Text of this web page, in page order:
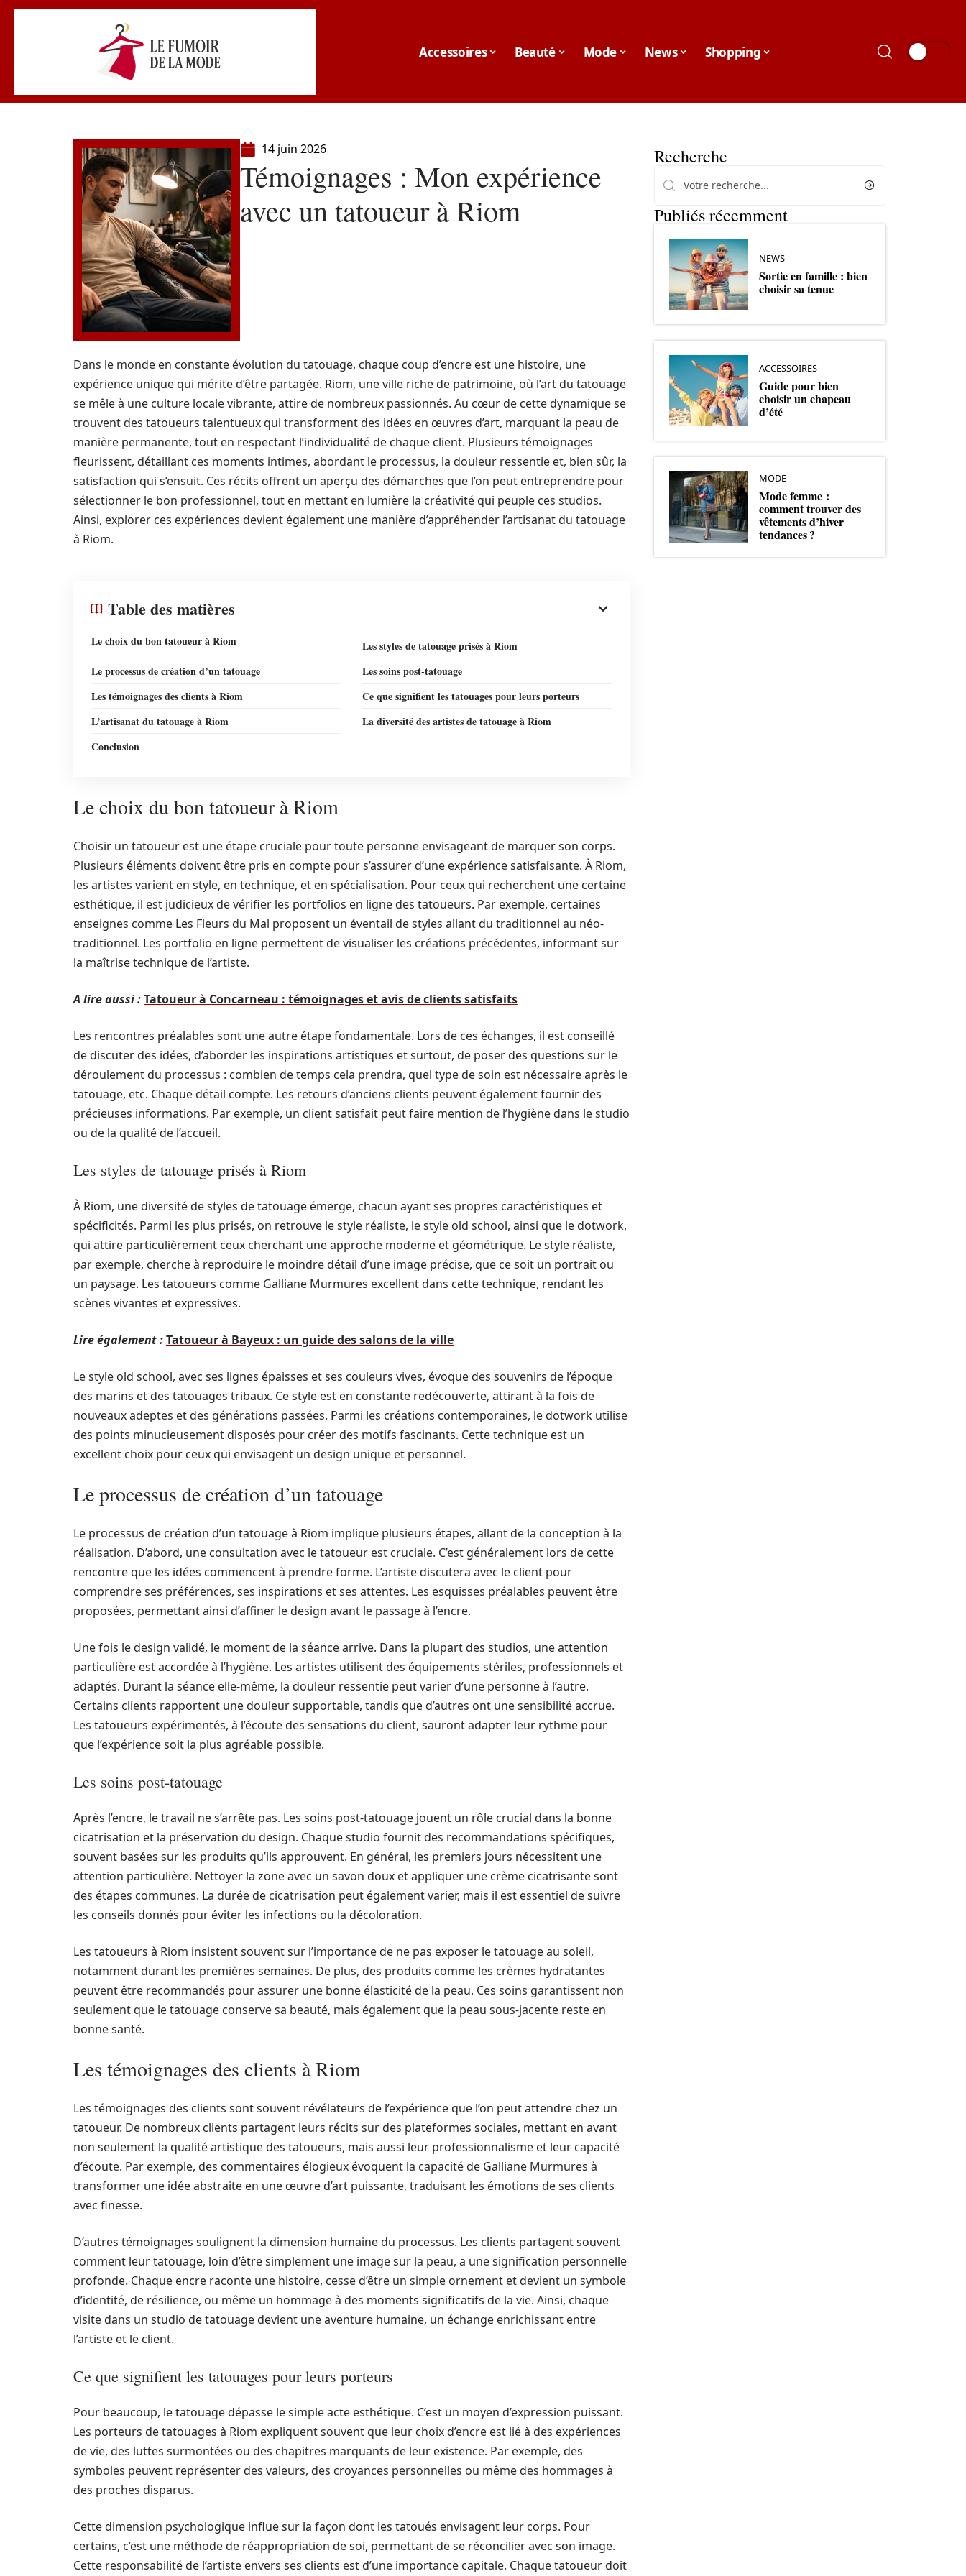
Accessoires Beauté Mode News Shopping
14 juin 2026
Témoignages : Mon expérience
avec un tatoueur à Riom
Dans le monde en constante évolution du tatouage, chaque coup d’encre est une histoire, une
expérience unique qui mérite d’être partagée. Riom, une ville riche de patrimoine, où l’art du tatouage
se mêle à une culture locale vibrante, attire de nombreux passionnés. Au cœur de cette dynamique se
trouvent des tatoueurs talentueux qui transforment des idées en œuvres d’art, marquant la peau de
manière permanente, tout en respectant l’individualité de chaque client. Plusieurs témoignages
fleurissent, détaillant ces moments intimes, abordant le processus, la douleur ressentie et, bien sûr, la
satisfaction qui s’ensuit. Ces récits offrent un aperçu des démarches que l’on peut entreprendre pour
sélectionner le bon professionnel, tout en mettant en lumière la créativité qui peuple ces studios.
Ainsi, explorer ces expériences devient également une manière d’appréhender l’artisanat du tatouage
à Riom.
Table des matières
Le choix du bon tatoueur à Riom
Les styles de tatouage prisés à Riom
Le processus de création d’un tatouage
Les soins post-tatouage
Les témoignages des clients à Riom
Ce que signifient les tatouages pour leurs porteurs
L’artisanat du tatouage à Riom
La diversité des artistes de tatouage à Riom
Conclusion
Le choix du bon tatoueur à Riom
Choisir un tatoueur est une étape cruciale pour toute personne envisageant de marquer son corps.
Plusieurs éléments doivent être pris en compte pour s’assurer d’une expérience satisfaisante. À Riom,
les artistes varient en style, en technique, et en spécialisation. Pour ceux qui recherchent une certaine
esthétique, il est judicieux de vérifier les portfolios en ligne des tatoueurs. Par exemple, certaines
enseignes comme Les Fleurs du Mal proposent un éventail de styles allant du traditionnel au néo-
traditionnel. Les portfolio en ligne permettent de visualiser les créations précédentes, informant sur
la maîtrise technique de l’artiste.
A lire aussi :Tatoueur à Concarneau : témoignages et avis de clients satisfaits
Les rencontres préalables sont une autre étape fondamentale. Lors de ces échanges, il est conseillé
de discuter des idées, d’aborder les inspirations artistiques et surtout, de poser des questions sur le
déroulement du processus : combien de temps cela prendra, quel type de soin est nécessaire après le
tatouage, etc. Chaque détail compte. Les retours d’anciens clients peuvent également fournir des
précieuses informations. Par exemple, un client satisfait peut faire mention de l’hygiène dans le studio
ou de la qualité de l’accueil.
Les styles de tatouage prisés à Riom
À Riom, une diversité de styles de tatouage émerge, chacun ayant ses propres caractéristiques et
spécificités. Parmi les plus prisés, on retrouve le style réaliste, le style old school, ainsi que le dotwork,
qui attire particulièrement ceux cherchant une approche moderne et géométrique. Le style réaliste,
par exemple, cherche à reproduire le moindre détail d’une image précise, que ce soit un portrait ou
un paysage. Les tatoueurs comme Galliane Murmures excellent dans cette technique, rendant les
scènes vivantes et expressives.
Lire également :Tatoueur à Bayeux : un guide des salons de la ville
Le style old school, avec ses lignes épaisses et ses couleurs vives, évoque des souvenirs de l’époque
des marins et des tatouages tribaux. Ce style est en constante redécouverte, attirant à la fois de
nouveaux adeptes et des générations passées. Parmi les créations contemporaines, le dotwork utilise
des points minucieusement disposés pour créer des motifs fascinants. Cette technique est un
excellent choix pour ceux qui envisagent un design unique et personnel.
Le processus de création d’un tatouage
Le processus de création d’un tatouage à Riom implique plusieurs étapes, allant de la conception à la
réalisation. D’abord, une consultation avec le tatoueur est cruciale. C’est généralement lors de cette
rencontre que les idées commencent à prendre forme. L’artiste discutera avec le client pour
comprendre ses préférences, ses inspirations et ses attentes. Les esquisses préalables peuvent être
proposées, permettant ainsi d’affiner le design avant le passage à l’encre.
Une fois le design validé, le moment de la séance arrive. Dans la plupart des studios, une attention
particulière est accordée à l’hygiène. Les artistes utilisent des équipements stériles, professionnels et
adaptés. Durant la séance elle-même, la douleur ressentie peut varier d’une personne à l’autre.
Certains clients rapportent une douleur supportable, tandis que d’autres ont une sensibilité accrue.
Les tatoueurs expérimentés, à l’écoute des sensations du client, sauront adapter leur rythme pour
que l’expérience soit la plus agréable possible.
Les soins post-tatouage
Après l’encre, le travail ne s’arrête pas. Les soins post-tatouage jouent un rôle crucial dans la bonne
cicatrisation et la préservation du design. Chaque studio fournit des recommandations spécifiques,
souvent basées sur les produits qu’ils approuvent. En général, les premiers jours nécessitent une
attention particulière. Nettoyer la zone avec un savon doux et appliquer une crème cicatrisante sont
des étapes communes. La durée de cicatrisation peut également varier, mais il est essentiel de suivre
les conseils donnés pour éviter les infections ou la décoloration.
Les tatoueurs à Riom insistent souvent sur l’importance de ne pas exposer le tatouage au soleil,
notamment durant les premières semaines. De plus, des produits comme les crèmes hydratantes
peuvent être recommandés pour assurer une bonne élasticité de la peau. Ces soins garantissent non
seulement que le tatouage conserve sa beauté, mais également que la peau sous-jacente reste en
bonne santé.
Les témoignages des clients à Riom
Les témoignages des clients sont souvent révélateurs de l’expérience que l’on peut attendre chez un
tatoueur. De nombreux clients partagent leurs récits sur des plateformes sociales, mettant en avant
non seulement la qualité artistique des tatoueurs, mais aussi leur professionnalisme et leur capacité
d’écoute. Par exemple, des commentaires élogieux évoquent la capacité de Galliane Murmures à
transformer une idée abstraite en une œuvre d’art puissante, traduisant les émotions de ses clients
avec finesse.
D’autres témoignages soulignent la dimension humaine du processus. Les clients partagent souvent
comment leur tatouage, loin d’être simplement une image sur la peau, a une signification personnelle
profonde. Chaque encre raconte une histoire, cesse d’être un simple ornement et devient un symbole
d’identité, de résilience, ou même un hommage à des moments significatifs de la vie. Ainsi, chaque
visite dans un studio de tatouage devient une aventure humaine, un échange enrichissant entre
l’artiste et le client.
Ce que signifient les tatouages pour leurs porteurs
Pour beaucoup, le tatouage dépasse le simple acte esthétique. C’est un moyen d’expression puissant.
Les porteurs de tatouages à Riom expliquent souvent que leur choix d’encre est lié à des expériences
de vie, des luttes surmontées ou des chapitres marquants de leur existence. Par exemple, des
symboles peuvent représenter des valeurs, des croyances personnelles ou même des hommages à
des proches disparus.
Cette dimension psychologique influe sur la façon dont les tatoués envisagent leur corps. Pour
certains, c’est une méthode de réappropriation de soi, permettant de se réconcilier avec son image.
Cette responsabilité de l’artiste envers ses clients est d’une importance capitale. Chaque tatoueur doit
Recherche
Publiés récemment
NEWS
Sortie en famille : bien
choisir sa tenue
ACCESSOIRES
Guide pour bien
choisir un chapeau
d’été
MODE
Mode femme :
comment trouver des
vêtements d’hiver
tendances ?